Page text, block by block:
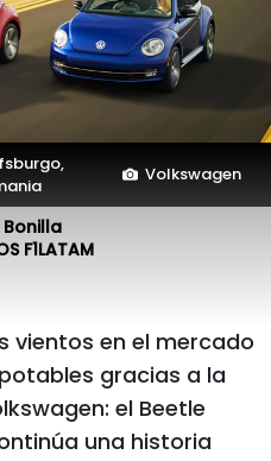
Volkswagen
Bonilla
F1LATAM
vientos en el mercado
gracias a la
el Beetle
una historia